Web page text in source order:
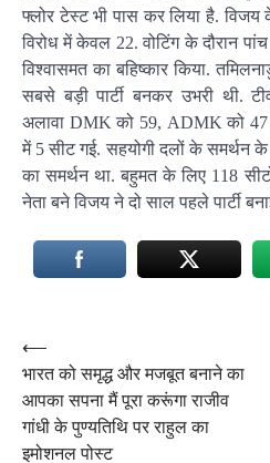
फ्लोर टेस्ट भी पास कर लिया है.
विरोध में केवल 22. वोटिंग के दौरान
विश्वासमत का बहिष्कार किया.
सबसे बड़ी पार्टी बनकर उभरी थी.
अलावा DMK को 59, ADMK को 47
में 5 सीट गई. सहयोगी दलों के समर्थन
का समर्थन था. बहुमत के लिए 118
नेता बने विजय ने दो साल पहले पार्टी
Post
navigation
⟵
भारत को समृद्ध और मजबूत बनाने का
आपका सपना मैं पूरा करूंगा राजीव
गांधी के पुण्यतिथि पर राहुल का
इमोशनल पोस्ट